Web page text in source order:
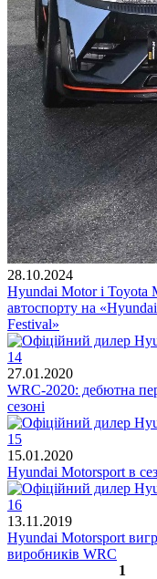
28.10.2024
Hyundai Motor і Toyota
автоспорту на
Festival»
27.01.2020
WRC-2020: дебютна
сезоні
15.01.2020
Hyundai Motorsport в
13.11.2019
Hyundai Motorsport
виробників WRC
1